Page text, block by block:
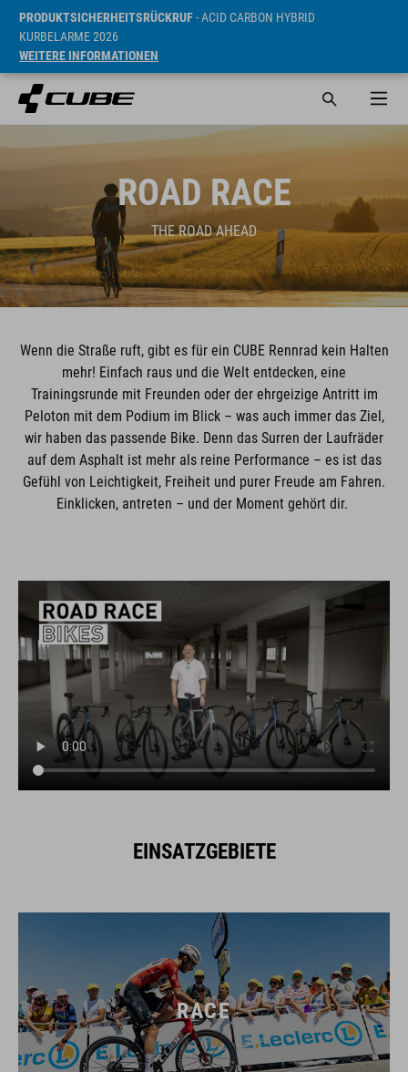
PRODUKTSICHERHEITSRÜCKRUF- ACID CARBON HYBRID
KURBELARME 2026
WEITERE INFORMATIONEN
ROAD RACE
THE ROAD AHEAD
Wenn die Straße ruft, gibt es für ein CUBE Rennrad kein Halten
mehr! Einfach raus und die Welt entdecken, eine
Trainingsrunde mit Freunden oder der ehrgeizige Antritt im
Peloton mit dem Podium im Blick – was auch immer das Ziel,
wir haben das passende Bike. Denn das Surren der Laufräder
auf dem Asphalt ist mehr als reine Performance – es ist das
Gefühl von Leichtigkeit, Freiheit und purer Freude am Fahren.
Einklicken, antreten – und der Moment gehört dir.
EINSATZGEBIETE
RACE